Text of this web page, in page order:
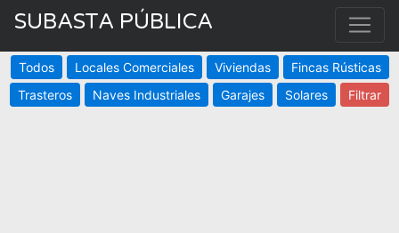
SUBASTA PÚBLICA
Todos Locales Comerciales Viviendas
Fincas Rústicas
Trasteros
Naves Industriales Garajes Solares Filtrar